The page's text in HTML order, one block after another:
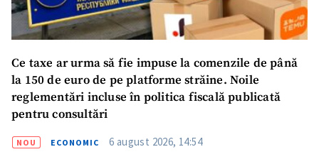
Ce taxe ar urma să fie impuse la comenzile de până
la 150 de euro de pe platforme străine. Noile
reglementări incluse în politica fiscală publicată
pentru consultări
NOU ECONOMIC 6 august 2026, 14:54